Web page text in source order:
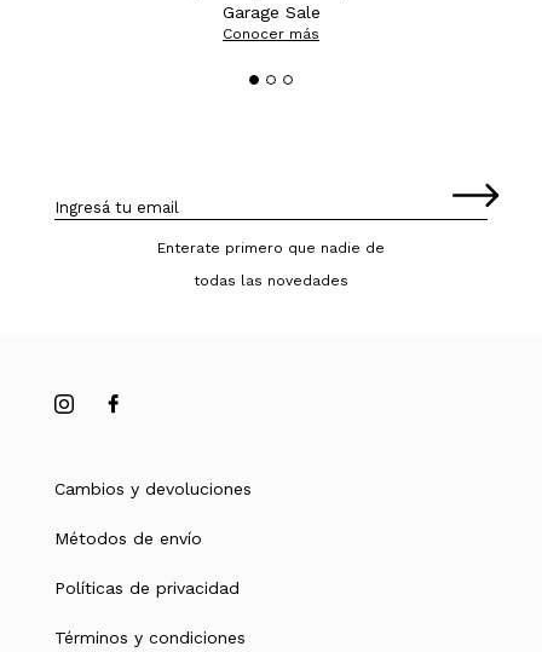
Garage Sale
Conocer más
Enterate primero que nadie de
todas las novedades
Cambios y devoluciones
Métodos de envío
Políticas de privacidad
Términos y condiciones